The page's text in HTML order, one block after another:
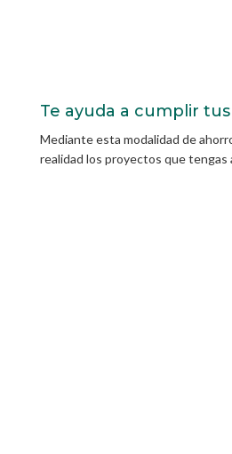
Te ayuda a cumplir
Mediante esta modalidad de
realidad los proyectos que tengas